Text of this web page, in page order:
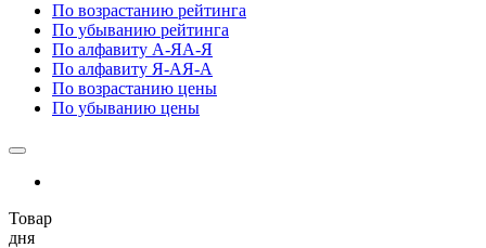
По возрастанию рейтинга
По убыванию рейтинга
По алфавиту А-ЯА-Я
По алфавиту Я-АЯ-А
По возрастанию цены
По убыванию цены
Товар
дня